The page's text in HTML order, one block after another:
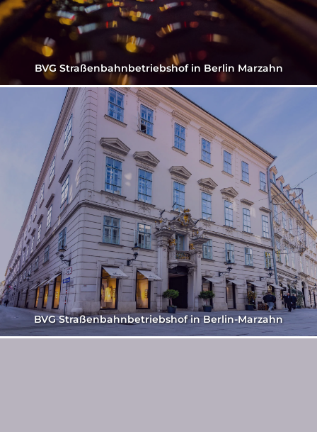
BVG Straßenbahnbetriebshof in Berlin Marzahn
BVG Straßenbahnbetriebshof in Berlin-Marzahn